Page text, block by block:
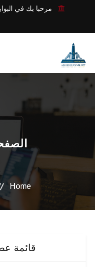
مرحبا بك في
Home
قائمة